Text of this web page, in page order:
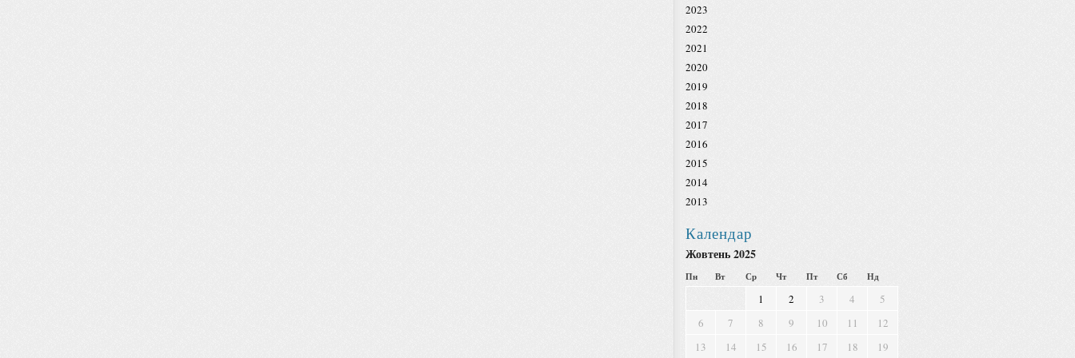
2023
2022
2021
2020
2019
2018
2017
2016
2015
2014
2013
Календар
Жовтень 2025
Пн Вт Ср Чт Пт Сб Нд
1 2 3 4
5
6
7 8 9 10 11
12
13
14 15 16 17 18 19